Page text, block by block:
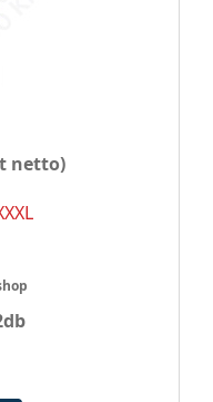
netto)